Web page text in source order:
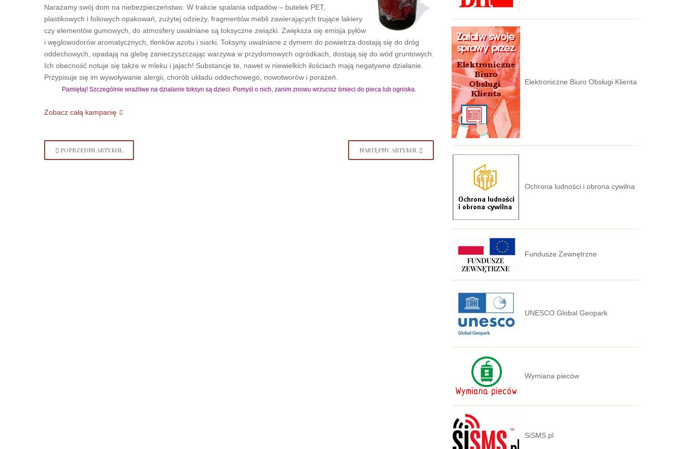
Narażamy swój dom na niebezpieczeństwo. W trakcie spalania odpadów – butelek PET,
plastikowych i foliowych opakowań, zużytej odzieży, fragmentów mebli zawierających trujące lakiery
czy elementów gumowych, do atmosfery uwalniane są toksyczne związki. Zwiększa się emisja pyłów
i węglowodorów aromatycznych, tlenków azotu i siarki. Toksyny uwalniane z dymem do powietrza dostają się do dróg
oddechowych, opadają na glebę zanieczyszczając warzywa w przydomowych ogródkach, dostają się do wód gruntowych.
Ich obecność notuje się także w mleku i jajach! Substancje te, nawet w niewielkich ilościach mają negatywne działanie.
Przypisuje się im wywoływanie alergii, chorób układu oddechowego, nowotworów i porażeń.
Pamiętaj! Szczególnie wrażliwe na działanie toksyn są dzieci. Pomyśl o nich, zanim znowu wrzucisz śmieci do pieca lub ogniska.
Zobacz całą kampanię
POPRZEDNI ARTYKUŁ NASTĘPNY ARTYKUŁ
Elektroniczne Biuro Obsługi Klienta
Ochrona ludności i obrona cywilna
Fundusze Zewnętrzne
UNESCO Global Geopark
Wymiana pieców
SiSMS.pl